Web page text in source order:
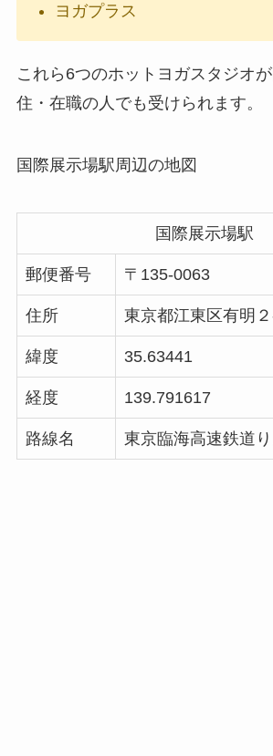
ヨガプラス
これら6つのホットヨガスタジオ
住・在職の人でも受けられます。
国際展示場駅周辺の地図
国際展示場駅
郵便番号 〒135-0063
住所 東京都江東区有明
緯度 35.63441
経度 139.791617
路線名 東京臨海高速鉄道